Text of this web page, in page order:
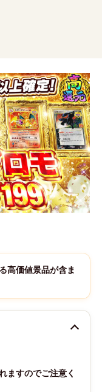
高価値景品が含ま
ますのでご注意く